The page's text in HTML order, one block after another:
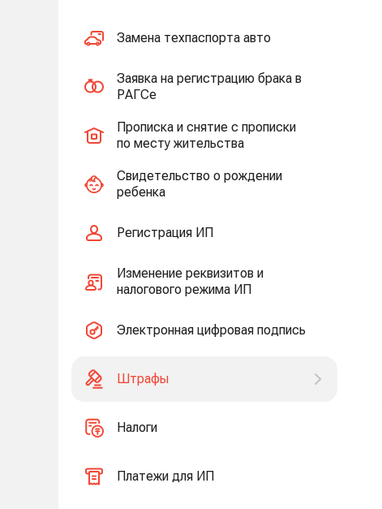
Замена техпаспорта авто
Заявка на регистрацию брака в
РАГСе
Прописка и снятие с прописки
по месту жительства
Свидетельство о рождении
ребенка
Регистрация ИП
Изменение реквизитов и
налогового режима ИП
Электронная цифровая подпись
Штрафы
Налоги
Платежи для ИП